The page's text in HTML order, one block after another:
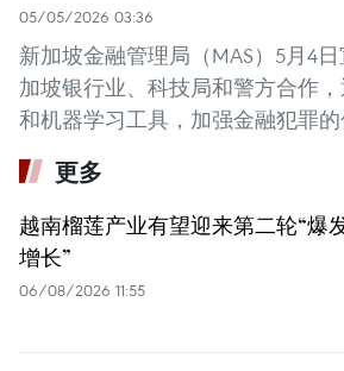
05/05/2026 03:36
新加坡金融管理局（MAS）5月4
加坡银行业、科技局和警方合作
和机器学习工具，加强金融犯罪的
更多
越南榴莲产业有望迎来第二轮“爆
增长”
06/08/2026 11:55